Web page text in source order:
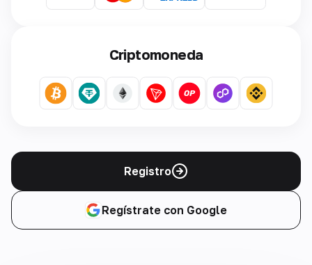
Criptomoneda
Registro
Regístrate con Google